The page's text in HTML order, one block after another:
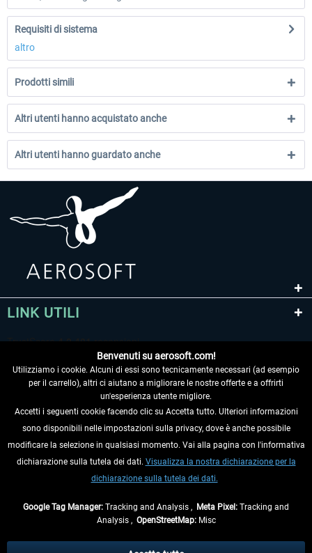
Requisiti di sistema
altro
Prodotti simili
Altri utenti hanno acquistato anche
Altri utenti hanno guardato anche
LINK UTILI
RECEDERE DAL CONTRATTO
INFORMAZIONI
Benvenuti su aerosoft.com!
Utilizziamo i cookie. Alcuni di essi sono tecnicamente necessari (ad esempio
per il carrello), altri ci aiutano a migliorare le nostre offerte e a offrirti
un'esperienza utente migliore.
Accetti i seguenti cookie facendo clic su Accetta tutto. Ulteriori informazioni
sono disponibili nelle impostazioni sulla privacy, dove è anche possibile
modificare la selezione in qualsiasi momento. Vai alla pagina con l'informativa
dichiarazione sulla tutela dei dati. Visualizza la nostra dichiarazione per la
dichiarazione sulla tutela dei dati.
Google Tag Manager: Tracking and Analysis , Meta Pixel: Tracking and
Analysis , OpenStreetMap:Misc